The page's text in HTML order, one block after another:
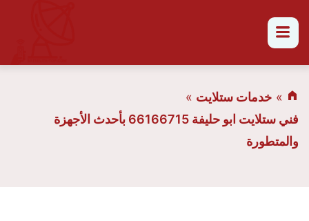
خدمات ستلايت
فني ستلايت ابو حليفة 66166715 بأحدث الأجهزة
والمتطورة